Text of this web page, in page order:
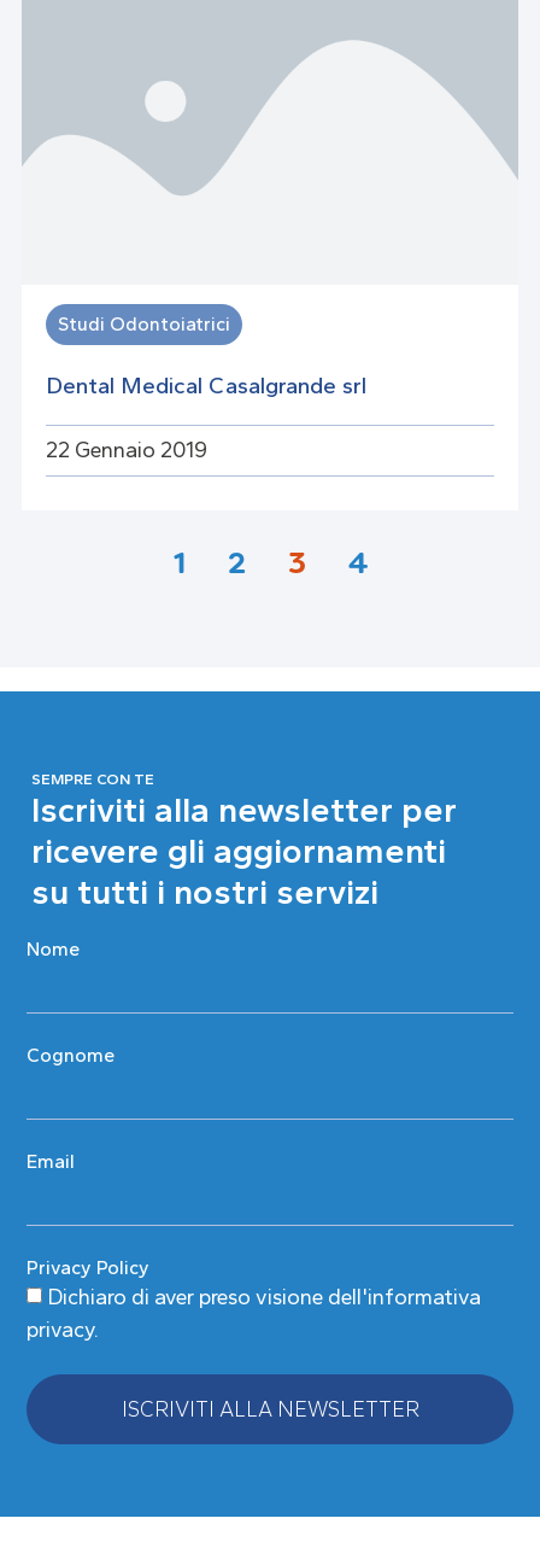
Studi Odontoiatrici
Dental Medical Casalgrande srl
22 Gennaio 2019
1 2 3 4
SEMPRE CON TE
Iscriviti alla newsletter per
ricevere gli aggiornamenti
su tutti i nostri servizi
Nome
Cognome
Email
Privacy Policy
Dichiaro di aver preso visione dell'informativa
privacy.
ISCRIVITI ALLA NEWSLETTER